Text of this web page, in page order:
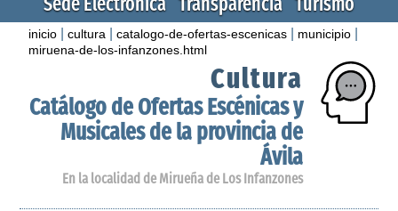
inicio |cultura |catalogo-de-ofertas-escenicas municipio
miruena-de-los-infanzones.html
Cultura
Catálogo de Ofertas Escénicas y
Musicales de la provincia de
Ávila
En la localidad de Mirueña de Los Infanzones